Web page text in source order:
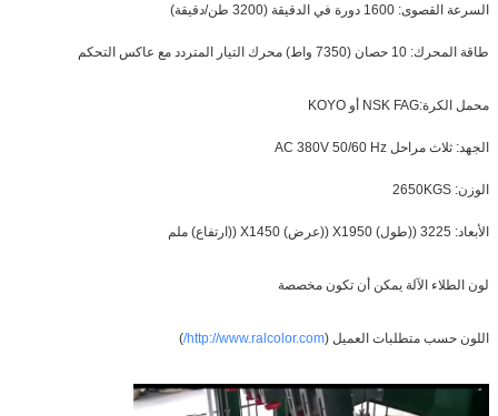
السرعة القصوى: 1600 دورة في الدقيقة (3200 طن/دقيقة)
طاقة المحرك: 10 حصان (7350 واط) محرك التيار المتردد مع عاكس التحكم
محمل الكرة:NSK FAG أو KOYO
الجهد: ثلاث مراحل AC 380V 50/60 Hz
الوزن: 2650KGS
الأبعاد: 3225 ((طول) X1950 ((عرض) X1450 ((ارتفاع) ملم
لون الطلاء الآلة يمكن أن تكون مخصصة
اللون حسب متطلبات العميل (http://www.ralcolor.com/
)